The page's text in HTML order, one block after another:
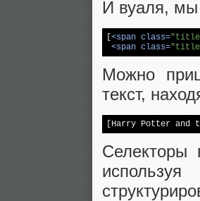
И вуаля, мы
[<span class=
<span class=
Можно
текст,
[Harry Potter and
Селекторы